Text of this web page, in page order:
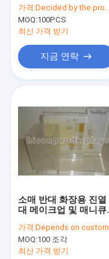
제품 소개
회사 소개
견적 요청
가격:Decided by the product specifications
MOQ:100PCS
최신 가격 받기
지금 연락
소매 반대 화장용 진열
대 메이크업 및 매니큐
가격:Depends on customer's needs
MOQ:100 조각
최신 가격 받기